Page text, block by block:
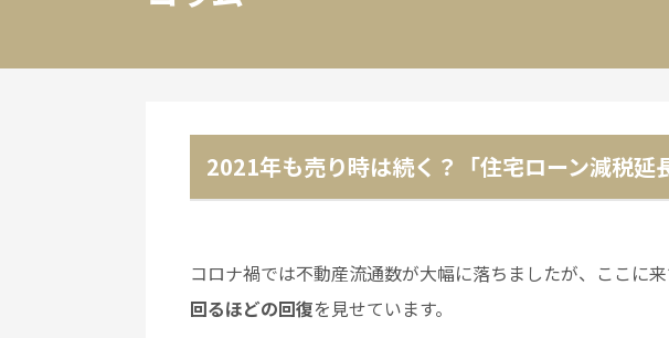
2021年も売り時は続く？「住宅ローン減税延
コロナ禍では不動産流通数が大幅に落ちましたが、ここに
回るほどの回復を見せています。